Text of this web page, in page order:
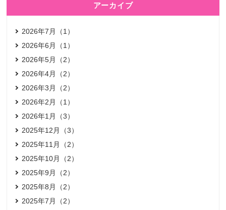
アーカイブ
2026年7月（1）
2026年6月（1）
2026年5月（2）
2026年4月（2）
2026年3月（2）
2026年2月（1）
2026年1月（3）
2025年12月（3）
2025年11月（2）
2025年10月（2）
2025年9月（2）
2025年8月（2）
2025年7月（2）